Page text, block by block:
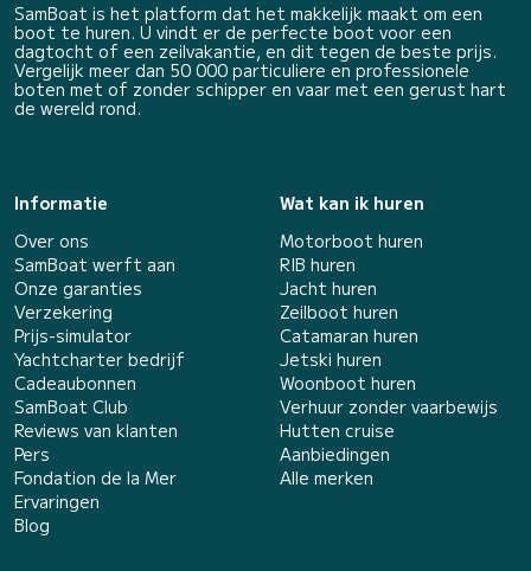
SamBoat is het platform dat het makkelijk maakt om een
boot te huren. U vindt er de perfecte boot voor een
dagtocht of een zeilvakantie, en dit tegen de beste prijs.
Vergelijk meer dan 50 000 particuliere en professionele
boten met of zonder schipper en vaar met een gerust hart
de wereld rond.
Informatie
Over ons
SamBoat werft aan
Onze garanties
Verzekering
Prijs-simulator
Yachtcharter bedrijf
Cadeaubonnen
SamBoat Club
Reviews van klanten
Pers
Fondation de la Mer
Ervaringen
Blog
Wat kan ik huren
Motorboot huren
RIB huren
Jacht huren
Zeilboot huren
Catamaran huren
Jetski huren
Woonboot huren
Verhuur zonder vaarbewijs
Hutten cruise
Aanbiedingen
Alle merken